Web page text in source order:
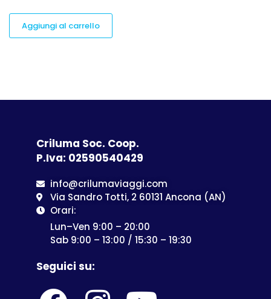
Aggiungi al carrello
Criluma Soc. Coop.
P.Iva: 02590540429
info@crilumaviaggi.com
Via Sandro Totti, 2 60131 Ancona (AN)
Orari:
Lun–Ven 9:00 – 20:00
Sab 9:00 – 13:00 / 15:30 – 19:30
Seguici su: